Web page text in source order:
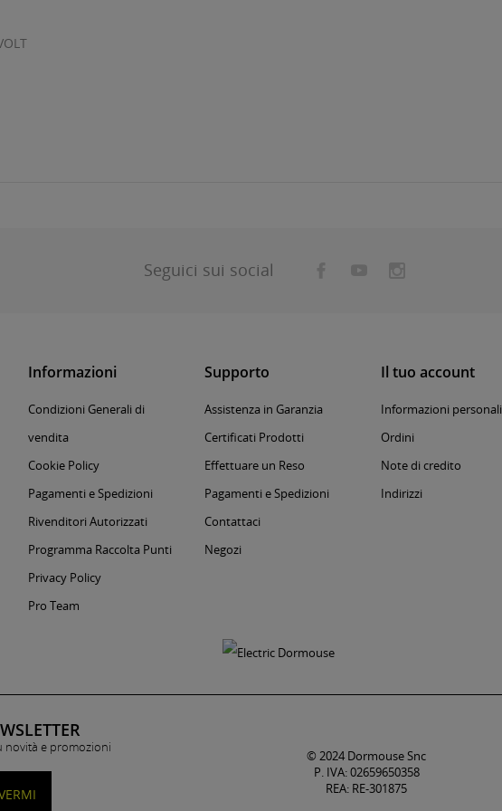
Seguici sui social
Informazioni
Condizioni Generali di
vendita
Cookie Policy
Pagamenti e Spedizioni
Rivenditori Autorizzati
Programma Raccolta Punti
Privacy Policy
Pro Team
Supporto
Assistenza in Garanzia
Certificati Prodotti
Effettuare un Reso
Pagamenti e Spedizioni
Contattaci
Negozi
Il tuo account
Informazioni personali
Ordini
Note di credito
Indirizzi
novità e promozioni
© 2024 Dormouse Snc
P. IVA: 02659650358
REA: RE-301875